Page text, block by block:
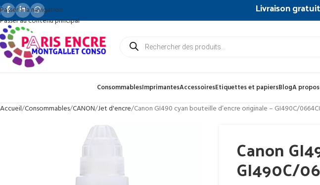
Passer à la navigation
Passer au contenu principal
Livraison
ConsommablesImprimantesAccessoiresEtiquettes et papiersBlogA propos
Accueil Consommables CANON Jet d'encre Canon GI490 cyan bouteille d’encre originale – GI490C/
Canon
GI490C/